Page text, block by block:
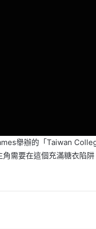
舉辦的「Taiwan
需要在這個充滿糖衣陷